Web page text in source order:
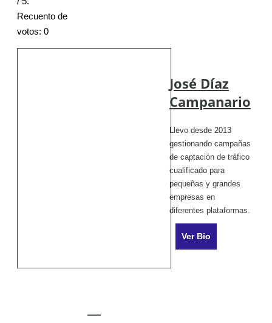
Recuento de
votos: 0
José Díaz
Campanario
Llevo desde 2013
gestionando campañas
de captación de tráfico
cualificado para
pequeñas y grandes
empresas en
diferentes plataformas.
Ver Bio